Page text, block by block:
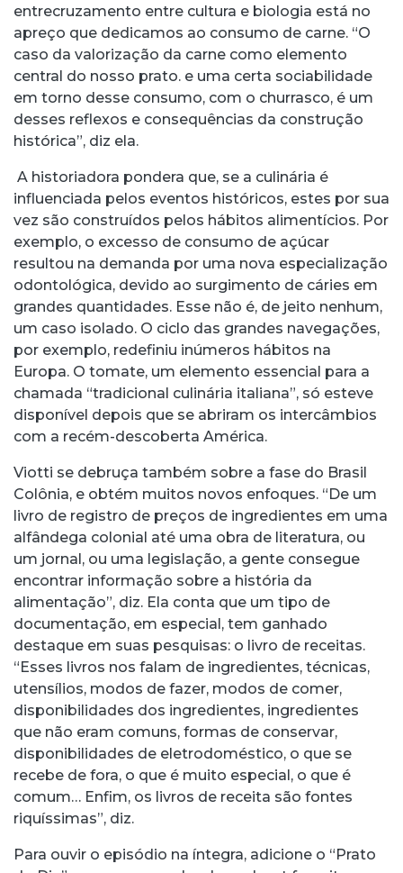
entrecruzamento entre cultura e biologia está no
apreço que dedicamos ao consumo de carne. “O
caso da valorização da carne como elemento
central do nosso prato. e uma certa sociabilidade
em torno desse consumo, com o churrasco, é um
desses reflexos e consequências da construção
histórica”, diz ela.
A historiadora pondera que, se a culinária é
influenciada pelos eventos históricos, estes por sua
vez são construídos pelos hábitos alimentícios. Por
exemplo, o excesso de consumo de açúcar
resultou na demanda por uma nova especialização
odontológica, devido ao surgimento de cáries em
grandes quantidades. Esse não é, de jeito nenhum,
um caso isolado. O ciclo das grandes navegações,
por exemplo, redefiniu inúmeros hábitos na
Europa. O tomate, um elemento essencial para a
chamada “tradicional culinária italiana”, só esteve
disponível depois que se abriram os intercâmbios
com a recém-descoberta América.
Viotti se debruça também sobre a fase do Brasil
Colônia, e obtém muitos novos enfoques. “De um
livro de registro de preços de ingredientes em uma
alfândega colonial até uma obra de literatura, ou
um jornal, ou uma legislação, a gente consegue
encontrar informação sobre a história da
alimentação”, diz. Ela conta que um tipo de
documentação, em especial, tem ganhado
destaque em suas pesquisas: o livro de receitas.
“Esses livros nos falam de ingredientes, técnicas,
utensílios, modos de fazer, modos de comer,
disponibilidades dos ingredientes, ingredientes
que não eram comuns, formas de conservar,
disponibilidades de eletrodoméstico, o que se
recebe de fora, o que é muito especial, o que é
comum… Enfim, os livros de receita são fontes
riquíssimas”, diz.
Para ouvir o episódio na íntegra, adicione o “Prato